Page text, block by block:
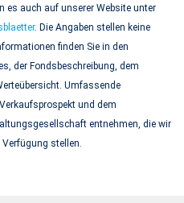
es auch auf unserer Website unter
. Die Angaben stellen keine
finden Sie in den
der Fondsbeschreibung, dem
Umfassende
und dem
entnehmen, die wir
stellen.